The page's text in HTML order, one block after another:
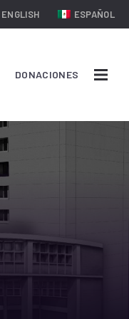
ENGLISH ESPAÑOL
DONACIONES